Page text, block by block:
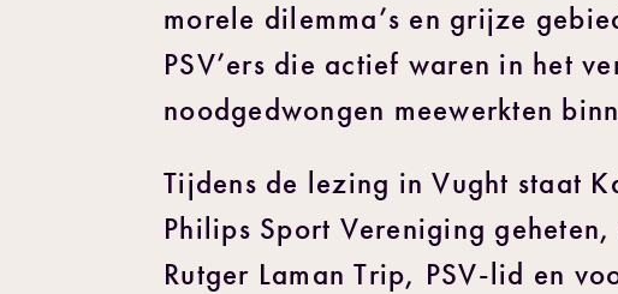
morele dilemma’s en grijze
PSV’ers die actief waren in het
noodgedwongen meewerkten
Tijdens de lezing in Vught staat
Philips Sport Vereniging
Rutger Laman Trip, PSV-lid en